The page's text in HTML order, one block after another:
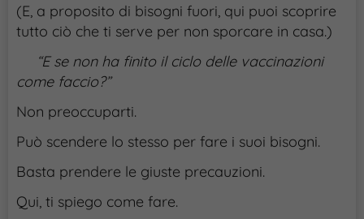
(E, a proposito di bisogni fuori, qui puoi scoprire
tutto ciò che ti serve per non sporcare in casa.)
“E se non ha finito il ciclo delle vaccinazioni
come faccio?”
Non preoccuparti.
Può scendere lo stesso per fare i suoi bisogni.
Basta prendere le giuste precauzioni.
Qui, ti spiego come fare.